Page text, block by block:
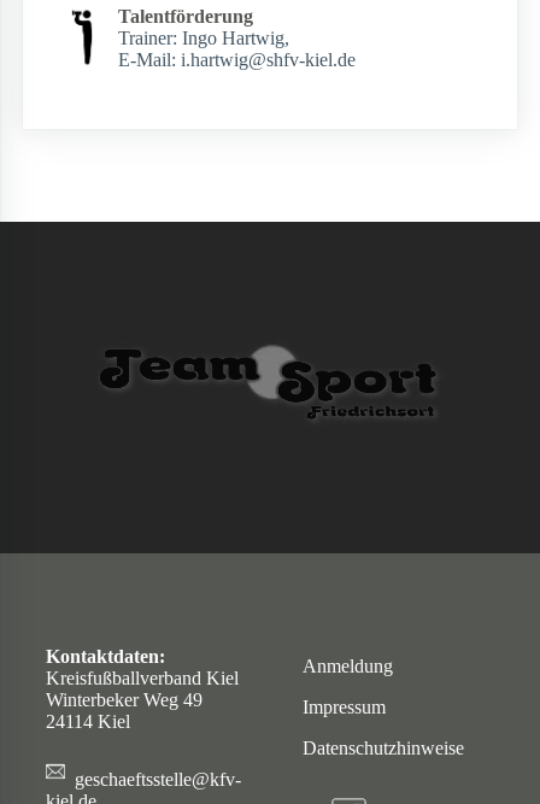
Talentförderung
Trainer:Ingo Hartwig,
E-Mail: i.hartwig@shfv-kiel.de
Kontaktdaten:
Kreisfußballverband Kiel
Winterbeker Weg 49
24114 Kiel
geschaeftsstelle@kfv-
Anmeldung
Impressum
Datenschutzhinweise